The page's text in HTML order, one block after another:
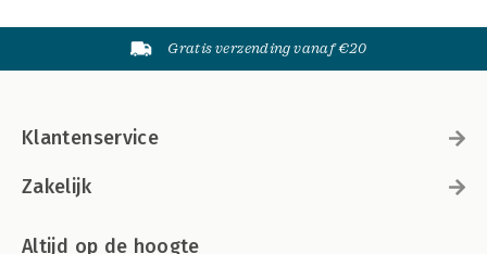
Gratis verzending vanaf €20
Klantenservice
Zakelijk
Altijd op de hoogte